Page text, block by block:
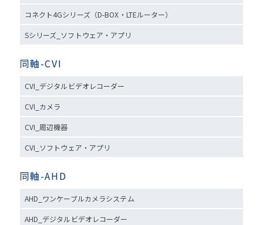
コネクト4Gシリーズ（D-BOX・LTEルーター）
Sシリーズ_ソフトウェア・アプリ
同軸-CVI
CVI_デジタルビデオレコーダー
CVI_カメラ
CVI_周辺機器
CVI_ソフトウェア・アプリ
同軸-AHD
AHD_ワンケーブルカメラシステム
AHD_デジタルビデオレコーダー